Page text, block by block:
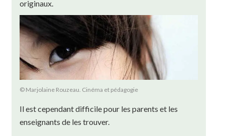
originaux.
© Marjolaine Rouzeau. Cinéma et pédagogie
Il est cependant difficile pour les parents et les
enseignants de les trouver.